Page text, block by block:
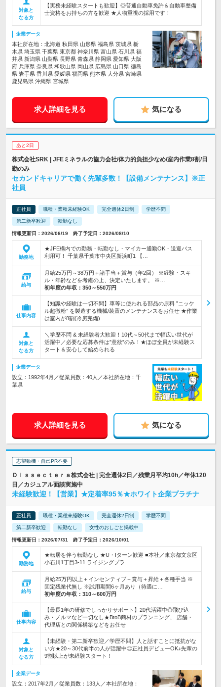
対象と
なる方
【実務未経験スタートも歓迎】◎普通自動車免許＆自動車整備
士資格をお持ちの方を歓迎 ★人物重視の採用です！
企業データ
本社所在地：北海道 秋田県 山形県 福島県 茨城県 栃
木県 埼玉県 千葉県 東京都 神奈川県 富山県 石川県 福
井県 新潟県 山梨県 長野県 青森県 静岡県 愛知県 大阪
府 兵庫県 奈良県 和歌山県 岡山県 広島県 山口県 徳島
県 岩手県 香川県 愛媛県 福岡県 熊本県 大分県 宮崎県
鹿児島県 沖縄県 宮城県
求人詳細を見る 気になる
あと2日
株式会社SRK | JFEミネラルの協力会社/体力的負担少なめ/室内作業8割/日
勤のみ
セカンドキャリアで働く先輩多数！【設備メンテナンス】※正
社員
正社員 職種・業種未経験OK 完全週休2日制 学歴不問
第二新卒歓迎 転勤なし
情報更新日：2026/06/19 終了予定日：2026/08/10
勤務地
★JFE構内での勤務・転勤なし・マイカー通勤OK・送迎バス
利用可！ 千葉県千葉市中央区新浜町1 【…
給与
月給25万円～38万円＋諸手当＋賞与（年2回） ※経験・スキ
ル・年齢などを考慮の上、決定いたします。 ※…
初年度の年収： 350～550万円
仕事内容
【知識や経験は一切不問】車等に使われる部品の原料 ”ニッケ
ル超微粉” を製造する機械/装置のメンテナンスをお任せ ★作業
は室内が8割(冷房完備)
対象と
なる方
＼学歴不問 & 未経験者大歓迎！10代～50代まで幅広い世代が
活躍中／必要な応募条件は”意欲”のみ！★ほぼ全員が未経験ス
タート＆安心して始められる
企業データ
設立：1992年4月／従業員数：40人／本社所在地：千
葉県
求人詳細を見る 気になる
志望動機・自己PR不要
Ｄｉｓｓｅｃｔｅｒａ株式会社 | 完全週休2日／残業月平均10h／年休120
日／カジュアル面談実施中
未経験歓迎！【営業】★定着率95％★ホワイト企業プラチナ
正社員 職種・業種未経験OK 完全週休2日制 学歴不問
第二新卒歓迎 転勤なし 女性のおしごと掲載中
情報更新日：2026/07/31 終了予定日：2026/10/01
勤務地
★転居を伴う転勤なし ★U・Iターン歓迎 ■本社／東京都文京区
小石川1丁目3-11 ライジングプラ…
給与
月給25万円以上＋インセンティブ＋賞与＋昇給＋各種手当 ※
固定残業代無し ※試用期間6ヶ月あり（待遇に…
初年度の年収： 310～600万円
仕事内容
【最長1年の研修でしっかりサポート】20代活躍中◎飛び込
み・ノルマなど一切なし★BtoB商材のプランニング、 店舗・
代理店との関係構築などをお任せ
対象と
なる方
【未経験・第二新卒歓迎／学歴不問】人と話すことに抵抗がな
い方★20～30代前半の人が活躍中◎正社員デビューOK♪先輩の
9割以上が未経験スタート！
企業データ
設立：2017年2月／従業員数：133人／本社所在地：